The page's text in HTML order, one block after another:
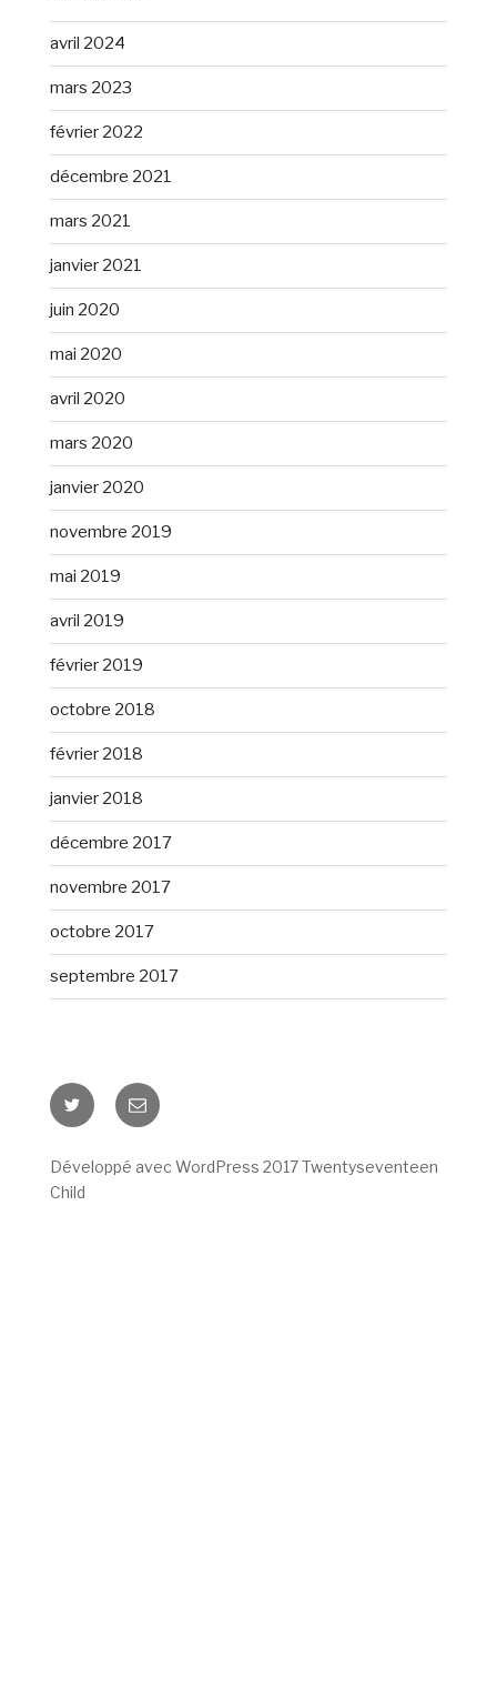
avril 2024
mars 2023
février 2022
décembre 2021
mars 2021
janvier 2021
juin 2020
mai 2020
avril 2020
mars 2020
janvier 2020
novembre 2019
mai 2019
avril 2019
février 2019
octobre 2018
février 2018
janvier 2018
décembre 2017
novembre 2017
octobre 2017
septembre 2017
Twitter E-
mail
Développé avec WordPress 2017 Twentyseventeen
Child